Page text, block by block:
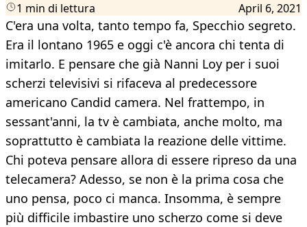
1 min di lettura April 6, 2021
C'era una volta, tanto tempo fa, Specchio segreto.
Era il lontano 1965 e oggi c'è ancora chi tenta di
imitarlo. E pensare che già Nanni Loy per i suoi
scherzi televisivi si rifaceva al predecessore
americano Candid camera. Nel frattempo, in
sessant'anni, la tv è cambiata, anche molto, ma
soprattutto è cambiata la reazione delle vittime.
Chi poteva pensare allora di essere ripreso da una
telecamera? Adesso, se non è la prima cosa che
uno pensa, poco ci manca. Insomma, è sempre
più difficile imbastire uno scherzo come si deve